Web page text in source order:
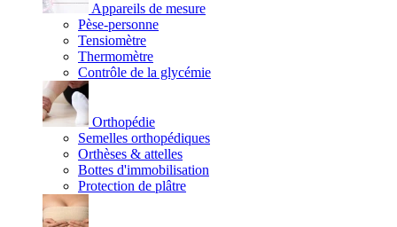
Appareils de mesure
Pèse-personne
Tensiomètre
Thermomètre
Contrôle de la glycémie
Orthopédie
Semelles orthopédiques
Orthèses & attelles
Bottes d'immobilisation
Protection de plâtre